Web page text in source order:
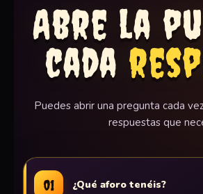
Abre la
cada
Puedes abrir una pregunta cada
respuestas que
01 ¿Qué aforo tenéis?